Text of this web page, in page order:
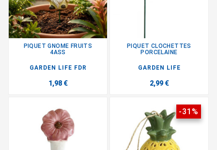
PIQUET GNOME FRUITS
4ASS
GARDEN LIFE FDR
1,98 €
PIQUET CLOCHETTES
PORCELAINE
GARDEN LIFE
2,99 €
-31%